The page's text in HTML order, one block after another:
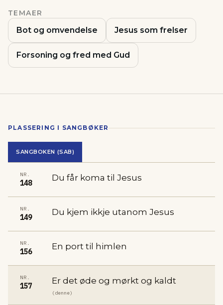
TEMAER
Bot og omvendelse Jesus som frelser
Forsoning og fred med Gud
PLASSERING I SANGBØKER
SANGBOKEN (SAB)
NR.
148
Du får koma til Jesus
NR.
149
Du kjem ikkje utanom Jesus
NR.
156
En port til himlen
NR.
157
Er det øde og mørkt og kaldt
(denne)